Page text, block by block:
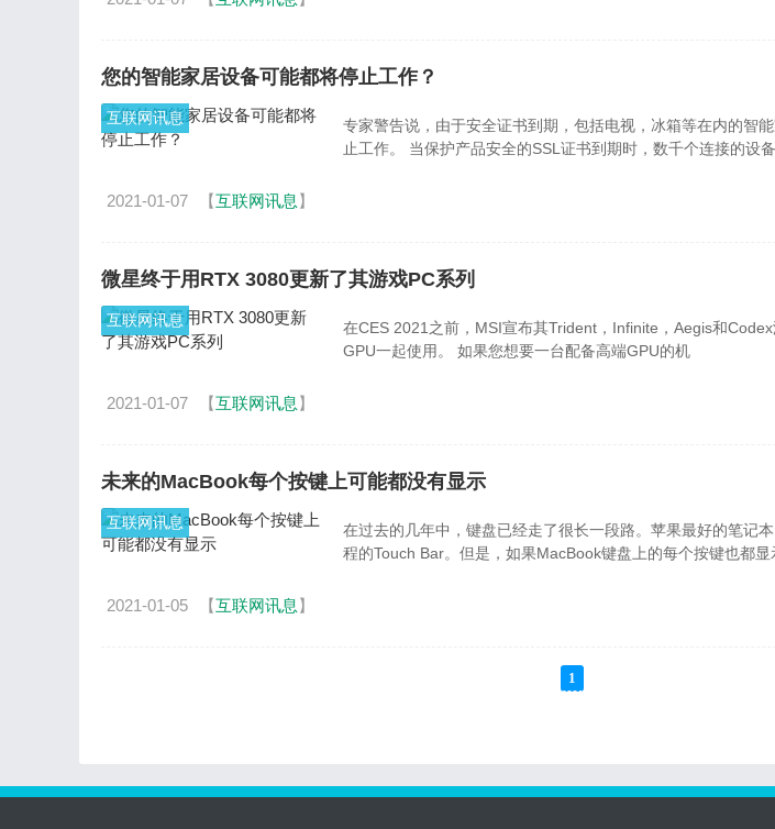
您的智能家居设备可能都将停止工作？
互联网讯息
专家警告说，由于安全证书到期，包括电视，冰箱等在内的智
止工作。 当保护产品安全的SSL证书到期时，数千个连接的
2021-01-07 【互联网讯息 】
微星终于用RTX 3080更新了其游戏PC系列
互联网讯息
在CES 2021之前，MSI宣布其Trident，Infinite，Aegis和
GPU一起使用。 如果您想要一台配备高端GPU的机
2021-01-07 【互联网讯息 】
未来的MacBook每个按键上可能都没有显示
互联网讯息
在过去的几年中，键盘已经走了很长一段路。苹果最好的笔记
2021-01-05 【互联网讯息 】
1